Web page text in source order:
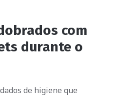
com
durante o
de higiene que